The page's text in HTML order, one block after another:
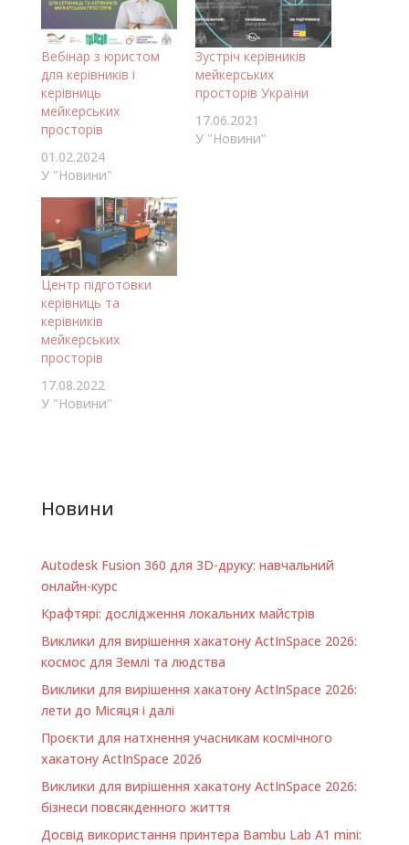
Вебінар з юристом
для керівників і
керівниць
мейкерських
просторів
01.02.2024
У "Новини"
Зустріч керівників
мейкерських
просторів України
17.06.2021
У "Новини"
Центр підготовки
керівниць та
керівників
мейкерських
просторів
17.08.2022
У "Новини"
Новини
Autodesk Fusion 360 для 3D-друку: навчальний
онлайн-курс
Крафтярі: дослідження локальних майстрів
Виклики для вирішення хакатону ActInSpace 2026:
космос для Землі та людства
Виклики для вирішення хакатону ActInSpace 2026:
лети до Місяця і далі
Проєкти для натхнення учасникам космічного
хакатону ActInSpace 2026
Виклики для вирішення хакатону ActInSpace 2026:
бізнеси повсякденного життя
Досвід використання принтера Bambu Lab A1 minі: